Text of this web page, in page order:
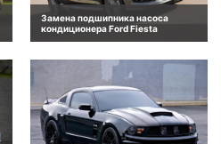
Замена подшипника насоса
кондиционера Ford Fiesta